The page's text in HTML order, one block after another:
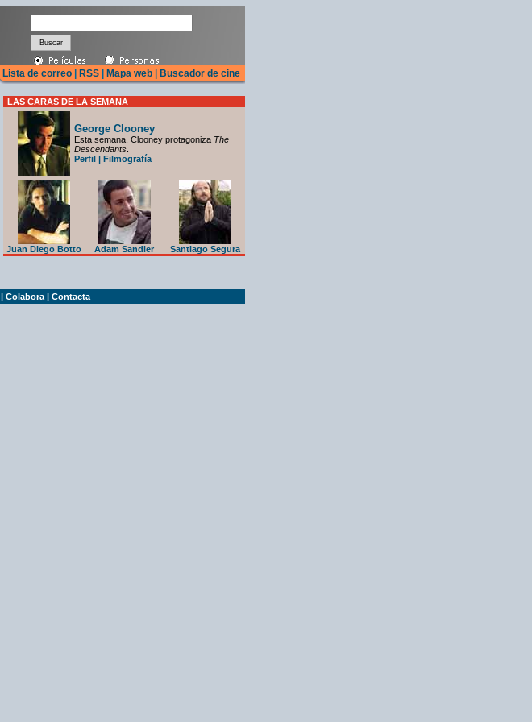
Lista de correo RSS Mapa web Buscador de cine
LAS CARAS DE LA SEMANA
George Clooney
Esta semana, Clooney protagoniza The
Descendants
Perfil | Filmografía
Juan Diego Botto Adam Sandler Santiago Segura
| Colabora | Contacta